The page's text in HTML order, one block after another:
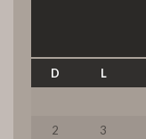
D L
2
3